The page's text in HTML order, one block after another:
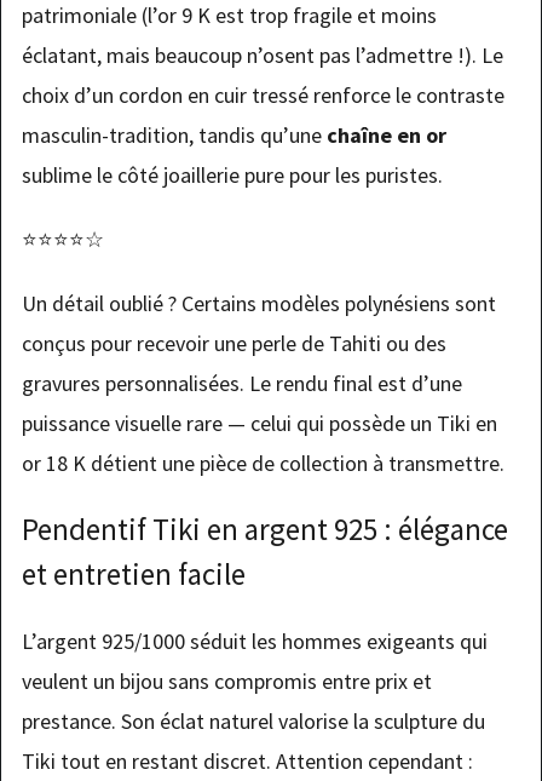
patrimoniale (l’or 9 K est trop fragile et moins
éclatant, mais beaucoup n’osent pas l’admettre !). Le
choix d’un cordon en cuir tressé renforce le contraste
masculin-tradition, tandis qu’une chaîne en or
sublime le côté joaillerie pure pour les puristes.
⭐⭐⭐⭐☆
Un détail oublié ? Certains modèles polynésiens sont
conçus pour recevoir une perle de Tahiti ou des
gravures personnalisées. Le rendu final est d’une
puissance visuelle rare — celui qui possède un Tiki en
or 18 K détient une pièce de collection à transmettre.
Pendentif Tiki en argent 925 : élégance
et entretien facile
L’argent 925/1000 séduit les hommes exigeants qui
veulent un bijou sans compromis entre prix et
prestance. Son éclat naturel valorise la sculpture du
Tiki tout en restant discret. Attention cependant :